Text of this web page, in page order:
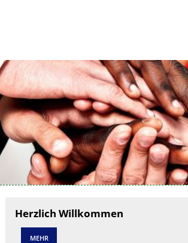
Ukraine-
Hilfe
Herzlich Willkommen
MEHR